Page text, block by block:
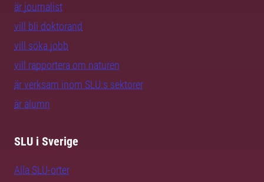
är journalist
vill bli doktorand
vill söka jobb
vill rapportera om naturen
är verksam inom SLU:s sektorer
är alumn
SLU i Sverige
Alla SLU-orter